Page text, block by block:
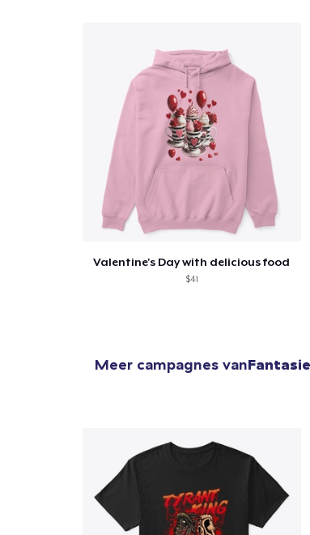
Valentine's Day with delicious food
$41
Meer campagnes vanFantasie